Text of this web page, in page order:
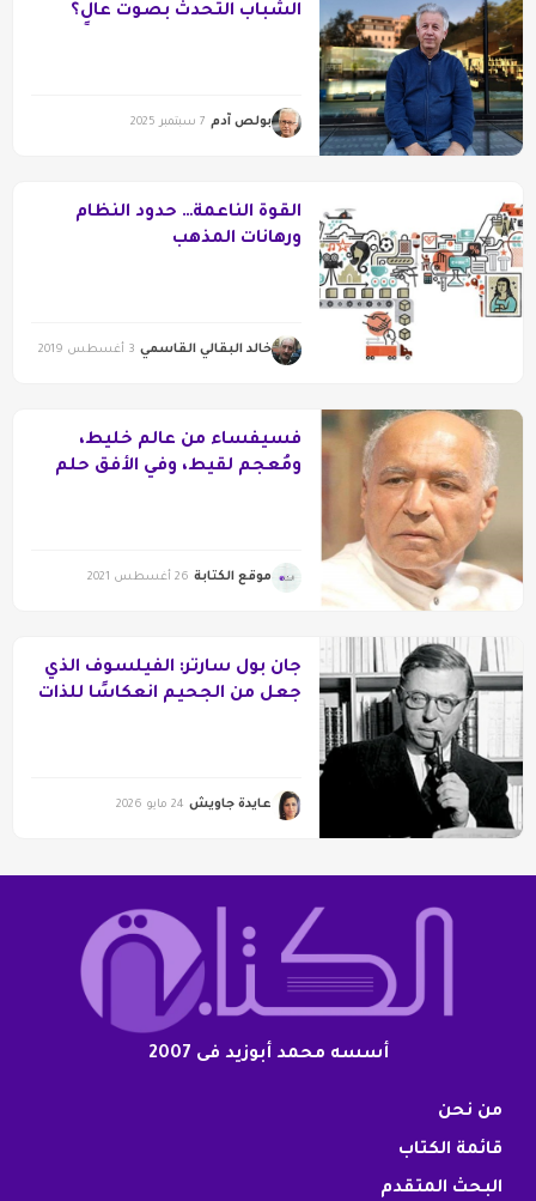
الشباب التحدث بصوت عالٍ؟
بولص آدم 7 سبتمبر 2025
القوة الناعمة… حدود النظام
ورهانات المذهب
خالد البقالي القاسمي 3 أغسطس 2019
فُسيفساء من عالم خليط،
ومُعجم لقيط، وفي الأفق حلم
موقع الكتابة 26 أغسطس 2021
جان بول سارتر: الفيلسوف الذي
جعل من الجحيم انعكاسًا للذات
عايدة جاويش 24 مايو 2026
أسسه محمد أبوزيد فى 2007
من نحن
قائمة الكتاب
البحث المتقدم